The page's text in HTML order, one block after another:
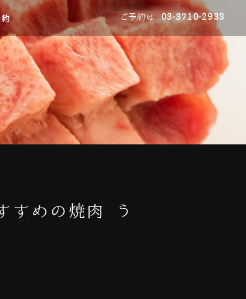
ご予約は 03-3710-2933
すめの焼肉 う